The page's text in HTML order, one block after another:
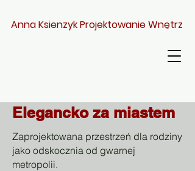
Anna Ksienzyk Projektowanie Wnętrz
Elegancko za miastem
Zaprojektowana przestrzeń dla rodziny
jako odskocznia od gwarnej
metropolii.